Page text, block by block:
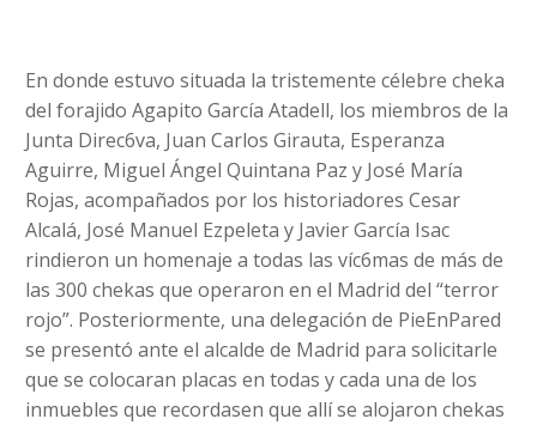
En donde estuvo situada la tristemente célebre cheka
del forajido Agapito García Atadell, los miembros de la
Junta Direc6va, Juan Carlos Girauta, Esperanza
Aguirre, Miguel Ángel Quintana Paz y José María
Rojas, acompañados por los historiadores Cesar
Alcalá, José Manuel Ezpeleta y Javier García Isac
rindieron un homenaje a todas las víc6mas de más de
las 300 chekas que operaron en el Madrid del “terror
rojo”. Posteriormente, una delegación de PieEnPared
se presentó ante el alcalde de Madrid para solicitarle
que se colocaran placas en todas y cada una de los
inmuebles que recordasen que allí se alojaron chekas